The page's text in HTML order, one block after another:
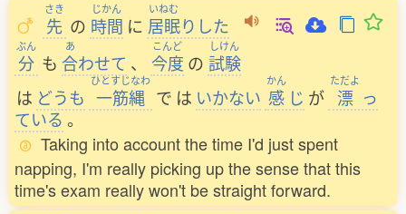
さき
先 の
じかん
時間 に
いねむ
居眠りした
ぶん
分 も
あ
合わせて 、
こんど
今度 の
しけん
試験
は どうも
ひとすじなわ
一筋縄 で は いかない
かん
感 じ が
ただよ
漂 っ
ている 。
Taking into account the time I'd just spent
napping, I'm really picking up the sense that this
time's exam really won't be straight forward.